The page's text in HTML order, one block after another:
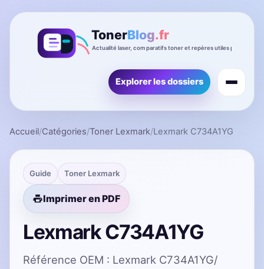
Explorer les dossiers
Accueil/Catégories/Toner Lexmark/Lexmark C734A1YG
Guide Toner Lexmark
Imprimer en PDF
Lexmark C734A1YG
Référence OEM : Lexmark C734A1YG/